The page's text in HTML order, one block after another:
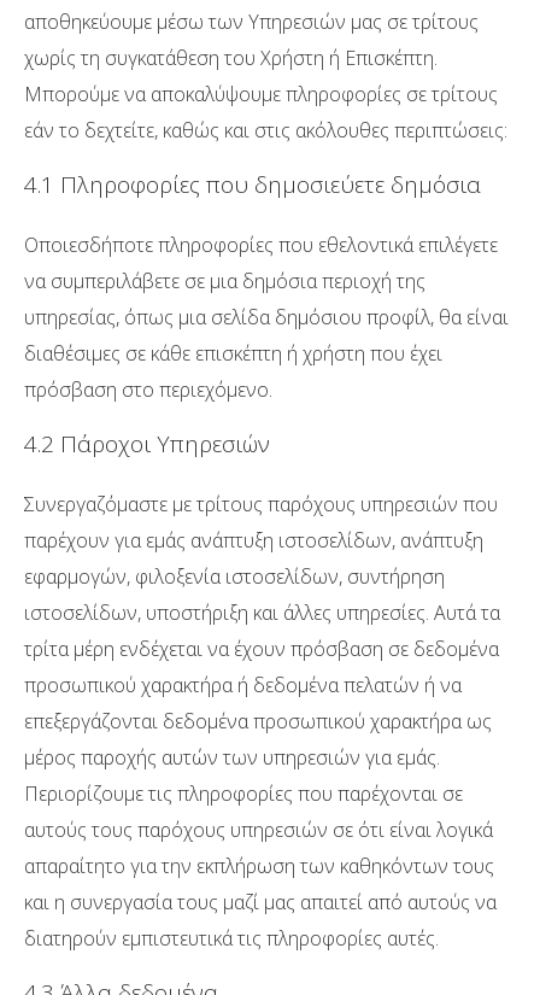
αποθηκεύουμε μέσω των Υπηρεσιών μας σε τρίτους
χωρίς τη συγκατάθεση του Χρήστη ή Επισκέπτη.
Μπορούμε να αποκαλύψουμε πληροφορίες σε τρίτους
εάν το δεχτείτε, καθώς και στις ακόλουθες περιπτώσεις:
4.1 Πληροφορίες που δημοσιεύετε δημόσια
Οποιεσδήποτε πληροφορίες που εθελοντικά επιλέγετε
να συμπεριλάβετε σε μια δημόσια περιοχή της
υπηρεσίας, όπως μια σελίδα δημόσιου προφίλ, θα είναι
διαθέσιμες σε κάθε επισκέπτη ή χρήστη που έχει
πρόσβαση στο περιεχόμενο.
4.2 Πάροχοι Υπηρεσιών
Συνεργαζόμαστε με τρίτους παρόχους υπηρεσιών που
παρέχουν για εμάς ανάπτυξη ιστοσελίδων, ανάπτυξη
εφαρμογών, φιλοξενία ιστοσελίδων, συντήρηση
ιστοσελίδων, υποστήριξη και άλλες υπηρεσίες. Αυτά τα
τρίτα μέρη ενδέχεται να έχουν πρόσβαση σε δεδομένα
προσωπικού χαρακτήρα ή δεδομένα πελατών ή να
επεξεργάζονται δεδομένα προσωπικού χαρακτήρα ως
μέρος παροχής αυτών των υπηρεσιών για εμάς.
Περιορίζουμε τις πληροφορίες που παρέχονται σε
αυτούς τους παρόχους υπηρεσιών σε ότι είναι λογικά
απαραίτητο για την εκπλήρωση των καθηκόντων τους
και η συνεργασία τους μαζί μας απαιτεί από αυτούς να
διατηρούν εμπιστευτικά τις πληροφορίες αυτές.